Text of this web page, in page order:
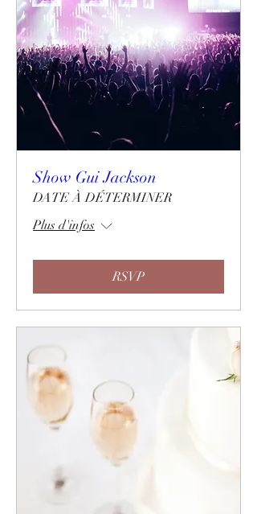
Show Gui Jackson
DATE À DÉTERMINER
Plus d'infos
RSVP